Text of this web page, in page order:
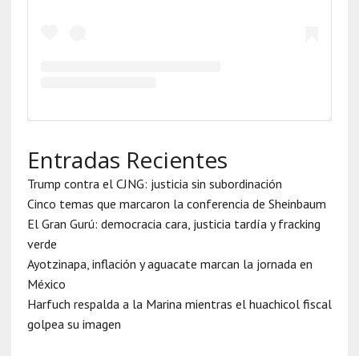
Entradas Recientes
Trump contra el CJNG: justicia sin subordinación
Cinco temas que marcaron la conferencia de Sheinbaum
El Gran Gurú: democracia cara, justicia tardía y fracking
verde
Ayotzinapa, inflación y aguacate marcan la jornada en
México
Harfuch respalda a la Marina mientras el huachicol fiscal
golpea su imagen